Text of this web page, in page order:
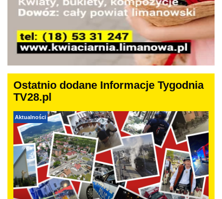
Ostatnio dodane Informacje Tygodnia
TV28.pl
Aktualności